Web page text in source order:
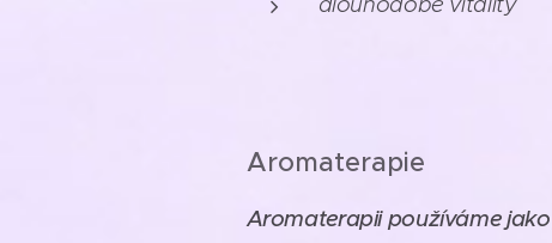
Aromaterapie
Aromaterapii používáme